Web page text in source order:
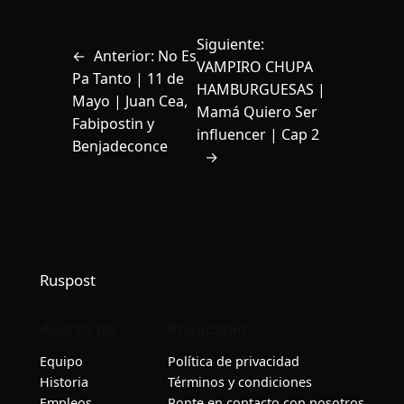
← Anterior: No Es
Pa Tanto | 11 de
Mayo | Juan Cea,
Fabipostin y
Benjadeconce
Siguiente:
VAMPIRO CHUPA
HAMBURGUESAS |
Mamá Quiero Ser
influencer | Cap 2
→
Ruspost
Equipo
Historia
Política de privacidad
Términos y condiciones